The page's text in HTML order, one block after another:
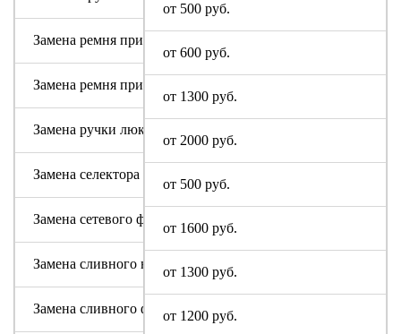
от 500 руб.
от 600 руб.
от 1300 руб.
от 2000 руб.
от 500 руб.
от 1600 руб.
от 1300 руб.
от 1200 руб.
Замена ремня привода (двигателя)
Замена ремня привода барабана
Замена ручки люка
Замена селектора программ
Замена сетевого фильтра (ФПС, пусковой конденсатор)
Замена сливного насоса
Замена сливного фильтра